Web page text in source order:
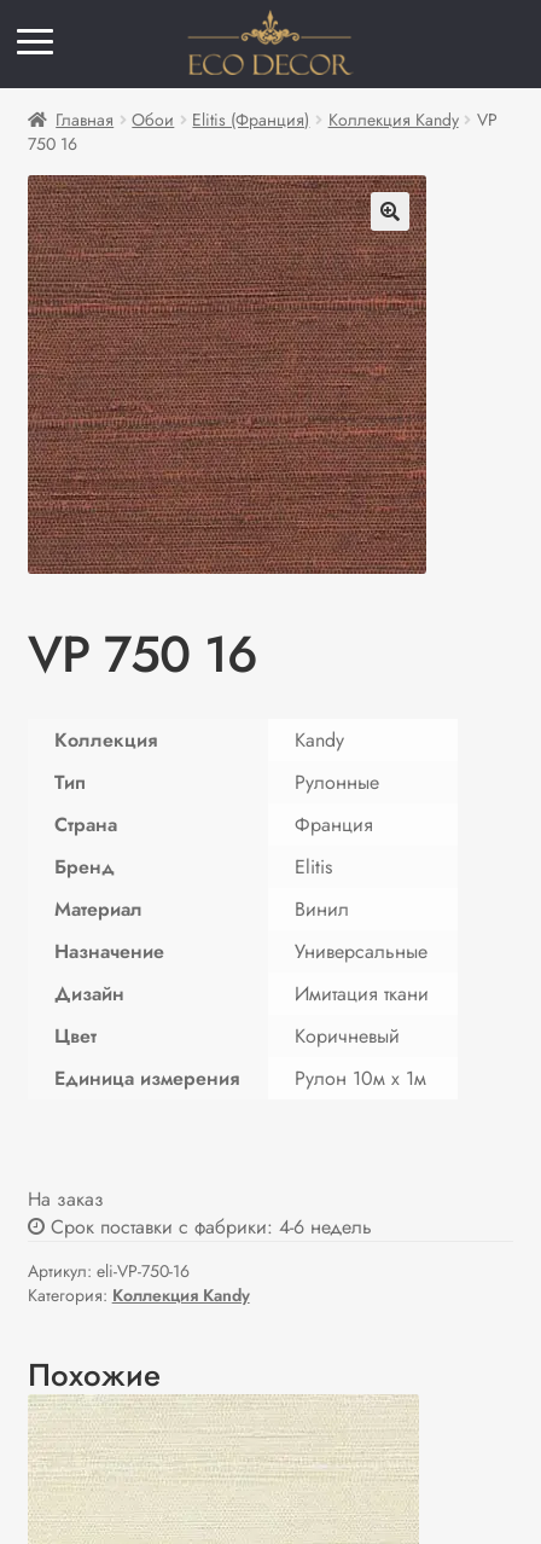
Главная Обои Elitis (Франция) Коллекция Kandy
VP
750 16
На заказ
Срок поставки с фабрики: 4-6 недель
Артикул: eli-VP-750-16
Категория: Коллекция Kandy
VP 750 16
Коллекция
Kandy
Тип
Рулонные
Страна
Франция
Бренд
Elitis
Материал
Винил
Назначение
Универсальные
Дизайн
Имитация ткани
Цвет
Коричневый
Единица измерения
Рулон 10м х 1м
Похожие